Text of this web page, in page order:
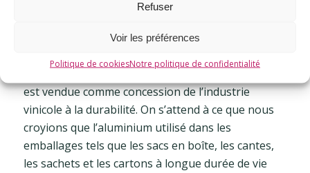
Refuser
Voir les préférences
Politique de cookiesNotre politique de confidentialité
pas surpris de découvrir qu’il est soutenu par
formats d’emballage alternatifs pour les vins fins
est vendue comme concession de l’industrie
vinicole à la durabilité. On s’attend à ce que nous
croyions que l’aluminium utilisé dans les
emballages tels que les sacs en boîte, les cantes,
les sachets et les cartons à longue durée de vie